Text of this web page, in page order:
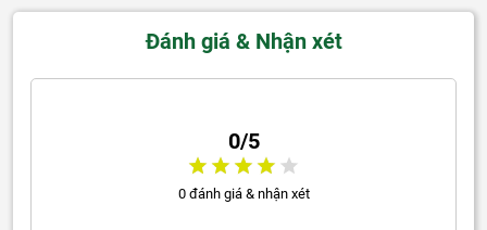
Đánh giá & Nhận xét
0/5
0 đánh giá & nhận xét